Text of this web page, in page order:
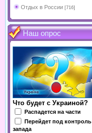
Отдых в России [716]
Наш опрос
Что будет с Украиной?
Распадется на части
Перейдет под контроль
запада